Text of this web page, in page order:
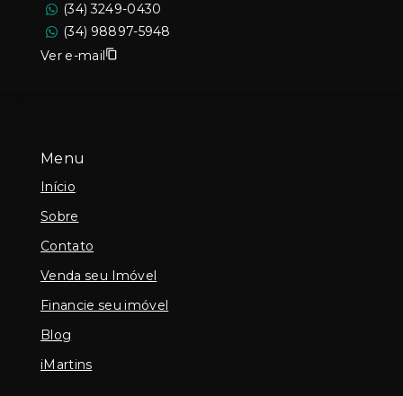
Menu
Início
Sobre
Contato
Venda seu Imóvel
Financie seu imóvel
Blog
iMartins
(34) 3249-0430
(34) 98897-5948
Ver e-mail